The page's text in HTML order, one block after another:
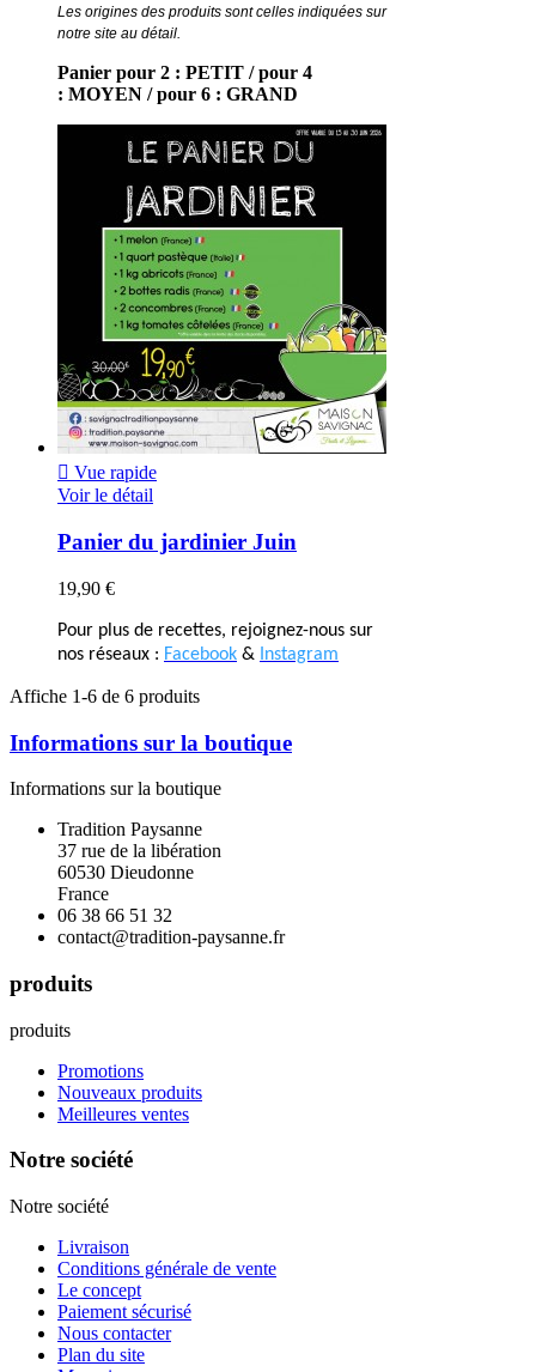
Les origines des produits sont celles indiquées sur
notre site au détail.
Panier pour 2 : PETIT / pour 4
: MOYEN / pour 6 : GRAND
 Vue rapide
Voir le détail
Panier du jardinier Juin
19,90 €
Pour plus de recettes, rejoignez-nous sur
nos réseaux : Facebook & Instagram
Affiche 1-6 de 6 produits
Informations sur la boutique
Informations sur la boutique
Tradition Paysanne
37 rue de la libération
60530 Dieudonne
France
06 38 66 51 32
contact@tradition-paysanne.fr
produits
produits
Promotions
Nouveaux produits
Meilleures ventes
Notre société
Notre société
Livraison
Conditions générale de vente
Le concept
Paiement sécurisé
Nous contacter
Plan du site